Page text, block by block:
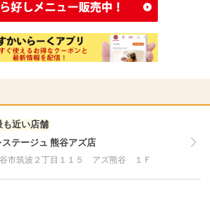
も近い店舗
ステージュ 熊谷アズ店
市筑波２丁目１１５ アズ熊谷 １Ｆ